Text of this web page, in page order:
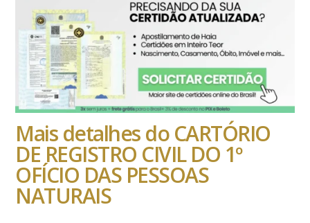
Mais detalhes do CARTÓRIO
DE REGISTRO CIVIL DO 1º
OFÍCIO DAS PESSOAS
NATURAIS